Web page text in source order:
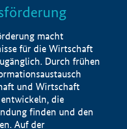
macht
für die Wirtschaft
Durch frühen
und Wirtschaft
die
finden und den
Auf der